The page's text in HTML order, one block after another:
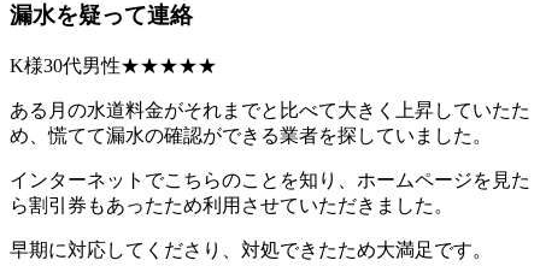
漏水を疑って連絡
K様30代男性★★★★★
ある月の水道料金がそれまでと比べて大きく上昇していたた
め、慌てて漏水の確認ができる業者を探していました。
インターネットでこちらのことを知り、ホームページを見た
ら割引券もあったため利用させていただきました。
早期に対応してくださり、対処できたため大満足です。